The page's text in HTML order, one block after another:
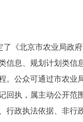
北京市农业局政
息、规划计划类信
公众可通过市农业
执，属主动公开范
政执法依据、非行